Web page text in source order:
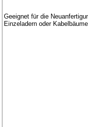
Geeignet für die
Einzeladern oder